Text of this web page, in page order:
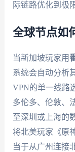
际链路优化到极
全球节点如
当新加坡玩家用
系统会自动分析
VPN的单一线路
多伦多、伦敦、
至深圳或上海的
将北美玩家《原
当于从广州连接